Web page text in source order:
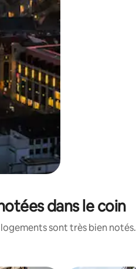
dans le coin
sont très bien notés.